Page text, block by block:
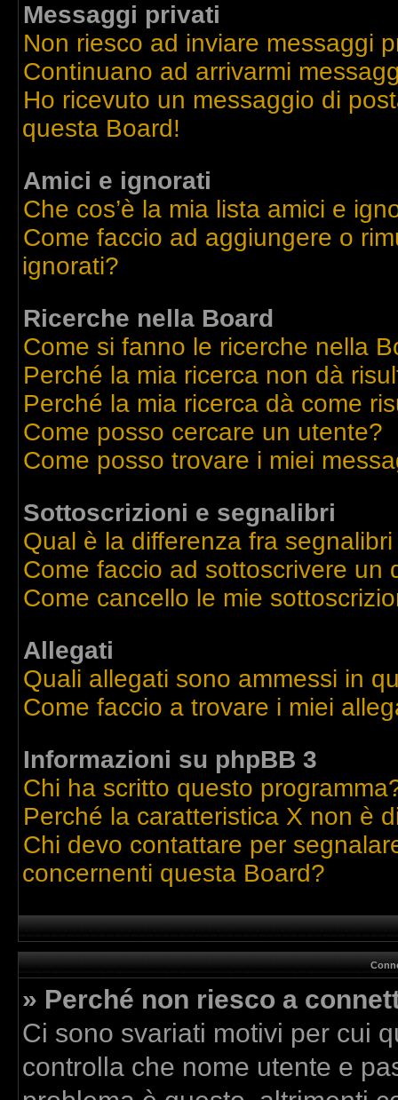
Messaggi privati
Non riesco ad inviare messaggi
Continuano ad arrivarmi
Ho ricevuto un messaggio di
questa Board!
Amici e ignorati
Che cos’è la mia lista amici e
Come faccio ad aggiungere o
ignorati?
Ricerche nella Board
Come si fanno le ricerche nella
Perché la mia ricerca non dà
Perché la mia ricerca dà come
Come posso cercare un utente?
Come posso trovare i miei
Sottoscrizioni e segnalibri
Qual è la differenza fra
Come faccio ad sottoscrivere un
Come cancello le mie
Allegati
Quali allegati sono ammessi in
Come faccio a trovare i miei
Informazioni su phpBB 3
Chi ha scritto questo
Perché la caratteristica X non è
Chi devo contattare per
concernenti questa Board?
» Perché non riesco a
Ci sono svariati motivi per cui
controlla che nome utente e